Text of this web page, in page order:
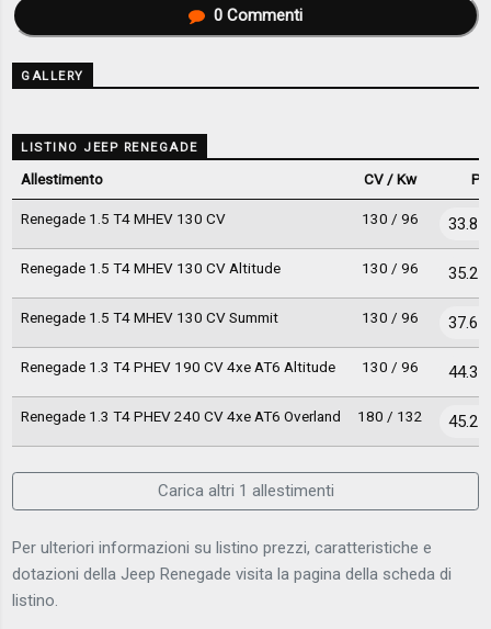
0Commenti
GALLERY
LISTINO JEEP RENEGADE
Allestimento CV / Kw
Renegade 1.5 T4 MHEV 130 CV 130 / 96
Renegade 1.5 T4 MHEV 130 CV Altitude 130 / 96
Renegade 1.5 T4 MHEV 130 CV Summit 130 / 96
Renegade 1.3 T4 PHEV 190 CV 4xe AT6 Altitude 130 / 96
Renegade 1.3 T4 PHEV 240 CV 4xe AT6 Overland 180 / 132
Carica altri 1 allestimenti
Per ulteriori informazioni su listino prezzi, caratteristiche e
dotazioni della Jeep Renegade visita la pagina della scheda di
listino.